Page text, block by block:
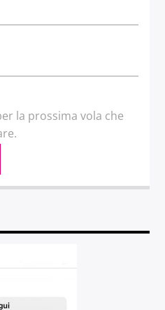
la prossima vola che